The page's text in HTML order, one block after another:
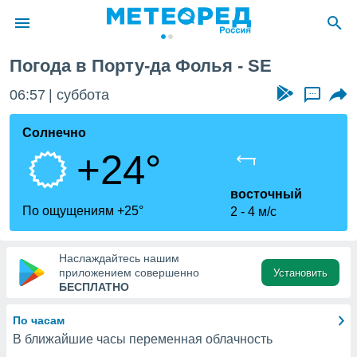
о
Вы можете
к этому
доступ
Погода в Порту-да Фолья - SE
06:57 суббота ...
Солнечно
+24°
По ощущениям +25°
восточный
2
4 м/с
Наслаждайтесь нашим
приложением совершенно
БЕСПЛАТНО
Установить
По часам
В ближайшие часы переменная облачность